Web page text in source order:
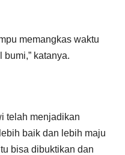
memangkas waktu
katanya.
telah menjadikan
baik dan lebih maju
bisa dibuktikan dan